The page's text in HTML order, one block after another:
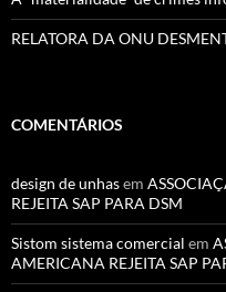
RELATORA DA ONU
COMENTÁRIOS
design de unhasem
REJEITA SAP PARA DSM
Sistom sistema comercial em
AMERICANA REJEITA SAP